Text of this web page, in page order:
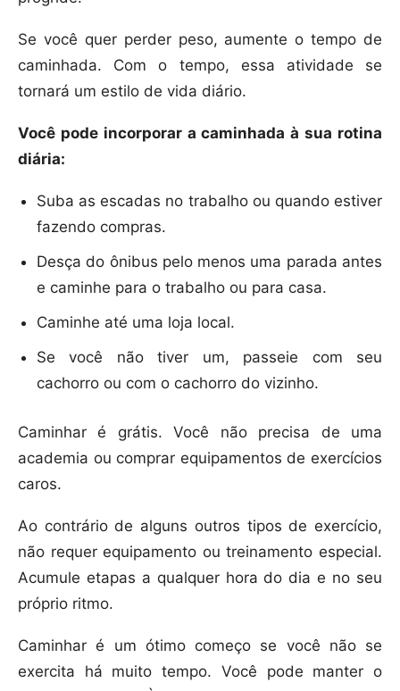
Se você quer perder peso, aumente o tempo de
caminhada. Com o tempo, essa atividade se
tornará um estilo de vida diário.
Você pode incorporar a caminhada à sua rotina
diária:
Suba as escadas no trabalho ou quando estiver
fazendo compras.
Desça do ônibus pelo menos uma parada antes
e caminhe para o trabalho ou para casa.
Caminhe até uma loja local.
Se você não tiver um, passeie com seu
cachorro ou com o cachorro do vizinho.
Caminhar é grátis. Você não precisa de uma
academia ou comprar equipamentos de exercícios
caros.
Ao contrário de alguns outros tipos de exercício,
não requer equipamento ou treinamento especial.
Acumule etapas a qualquer hora do dia e no seu
próprio ritmo.
Caminhar é um ótimo começo se você não se
exercita há muito tempo. Você pode manter o